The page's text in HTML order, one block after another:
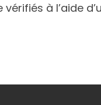
à l’aide